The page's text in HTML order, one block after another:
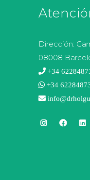
Dirección:
08008
+34
+34